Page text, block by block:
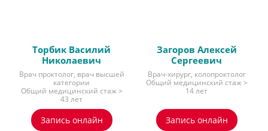
Торбик Василий
Николаевич
Врач проктолог, врач высшей
категории
Общий медицинский стаж >
43 лет
Запись онлайн
Загоров Алексей
Сергеевич
Врач-хирург, колопроктолог
Общий медицинский стаж >
14 лет
Запись онлайн